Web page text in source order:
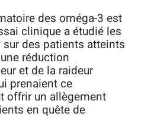
des oméga-3 est
clinique a étudié les
des patients atteints
réduction
et de la raideur
prenaient ce
offrir un allègement
en quête de